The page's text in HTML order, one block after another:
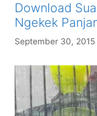
Download
Ngekek
September 30, 2015